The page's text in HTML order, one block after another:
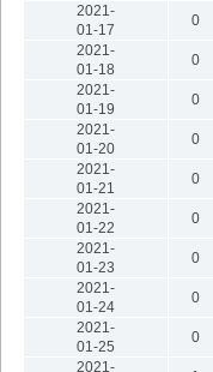
2021-
01-17
0
2021-
01-18
0
2021-
01-19
0
2021-
01-20
0
2021-
01-21
0
2021-
01-22
0
2021-
01-23
0
2021-
01-24
0
2021-
01-25
0
2021-